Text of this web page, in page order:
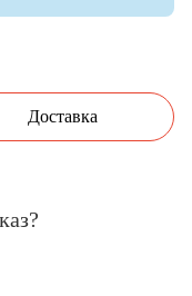
Доставка